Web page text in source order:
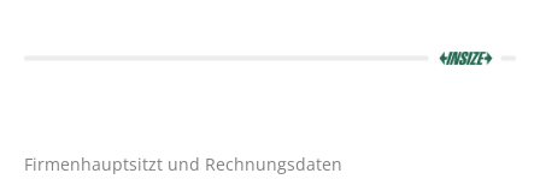
Firmenhauptsitzt und Rechnungsdaten